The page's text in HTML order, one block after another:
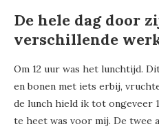
De hele dag door
verschillende
Om 12 uur was het lunchtijd.
en bonen met iets erbij,
de lunch hield ik tot ongeveer
te heet was voor mij. De twee